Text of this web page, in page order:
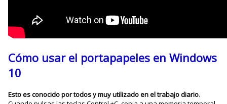
Cómo usar el portapapeles en Windows
10
Esto es conocido por todos y muy utilizado en el trabajo diario.